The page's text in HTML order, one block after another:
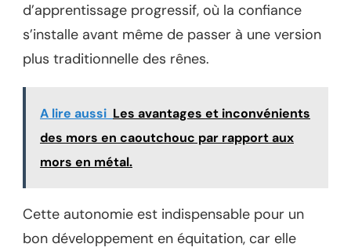
d’apprentissage progressif, où la confiance
s’installe avant même de passer à une version
plus traditionnelle des rênes.
A lire aussi Les avantages et inconvénients
des mors en caoutchouc par rapport aux
mors en métal.
Cette autonomie est indispensable pour un
bon développement en équitation, car elle